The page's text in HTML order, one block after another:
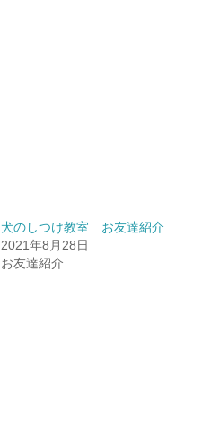
犬のしつけ教室 お友達紹介
2021年8月28日
お友達紹介